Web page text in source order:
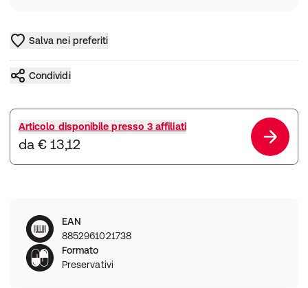
Salva nei preferiti
Condividi
Articolo disponibile presso 3 affiliati
da € 13,12
EAN
8852961021738
Formato
Preservativi